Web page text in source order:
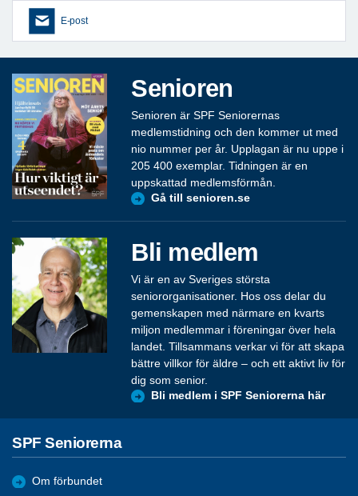
E-post
Senioren
Senioren är SPF Seniorernas
medlemstidning och den kommer ut med
nio nummer per år. Upplagan är nu uppe i
205 400 exemplar. Tidningen är en
uppskattad medlemsförmån.
Gå till senioren.se
Bli medlem
Vi är en av Sveriges största
seniororganisationer. Hos oss delar du
gemenskapen med närmare en kvarts
miljon medlemmar i föreningar över hela
landet. Tillsammans verkar vi för att skapa
bättre villkor för äldre – och ett aktivt liv för
dig som senior.
Bli medlem i SPF Seniorerna här
SPF Seniorerna
Om förbundet